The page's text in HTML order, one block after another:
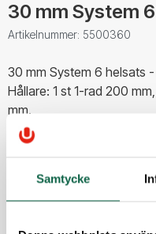
Samtycke
30 mm System
Artikelnummer: 5500360
30 mm System 6 helsats
Hållare: 1 st 1-rad 200
mm.
Antal